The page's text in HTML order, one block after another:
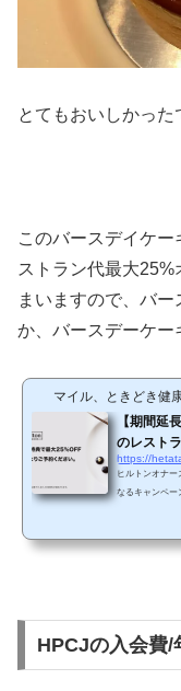
とてもおいしかった
このバースデイケ
ストラン代最大
まいますので、バ
か、バースデーケー
マイル、ときどき健
【期間延
のレスト
https://
ヒルトンオナー
なるキャンペー
トで確認できま
HPCJの入会費/